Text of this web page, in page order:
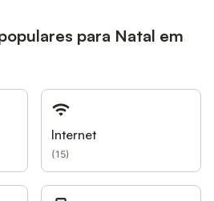
para Natal em
Internet
(15)